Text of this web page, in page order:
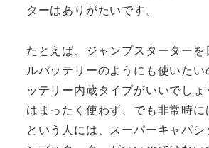
ターはありがたいです。
たとえば、ジャンプスターターを
ルバッテリーのようにも使いた
ッテリー内蔵タイプがいいでし
はまったく使わず、でも非常時
という人には、スーパーキャパ